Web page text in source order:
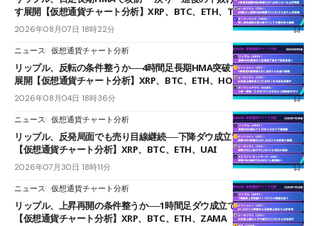
す展開【仮想通貨チャート分析】XRP、BTC、ETH、TAKE
2026年08月07日 18時22分
ニュース 仮想通貨チャート分析
リップル、反転の条件整うか──4時間足長期HMA突破で雲下端を目指す
展開【仮想通貨チャート分析】XRP、BTC、ETH、HOME
2026年08月04日 18時36分
ニュース 仮想通貨チャート分析
リップル、反発局面でも売り目線継続──下降ダウ成立で下値追う展開
【仮想通貨チャート分析】XRP、BTC、ETH、UAI
2026年07月30日 18時11分
ニュース 仮想通貨チャート分析
リップル、上昇再開の条件整うか──1時間足ダウ成立で1.185ドルを狙う
【仮想通貨チャート分析】XRP、BTC、ETH、ZAMA